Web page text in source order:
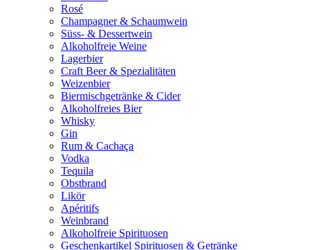
Rosé
Champagner & Schaumwein
Süss- & Dessertwein
Alkoholfreie Weine
Lagerbier
Craft Beer & Spezialitäten
Weizenbier
Biermischgetränke & Cider
Alkoholfreies Bier
Whisky
Gin
Rum & Cachaça
Vodka
Tequila
Obstbrand
Likör
Apéritifs
Weinbrand
Alkoholfreie Spirituosen
Geschenkartikel Spirituosen & Getränke